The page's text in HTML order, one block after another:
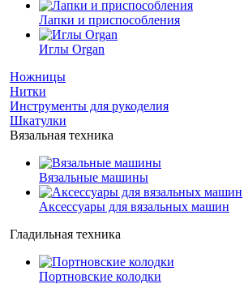
Лапки и приспособления
Иглы Organ
Ножницы
Нитки
Инструменты для рукоделия
Шкатулки
Вязальная техника
Вязальные машины
Аксессуары для вязальных машин
Гладильная техника
Портновские колодки